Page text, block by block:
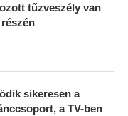
tűzveszély van
sikeresen a
a TV-ben